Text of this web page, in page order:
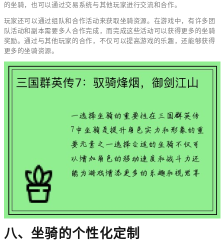
的坐骑，也可以通过交易系统与其他玩家进行交流和合作。
玩家还可以通过组队和合作活动来获取坐骑资源。在游戏中，有许多团
队活动和副本需要多人合作完成，而完成这些活动可以获得更多的坐骑
奖励。通过与其他玩家的合作，不仅可以提高游戏的乐趣，还能够获得
更多的坐骑资源。
八、坐骑的个性化定制